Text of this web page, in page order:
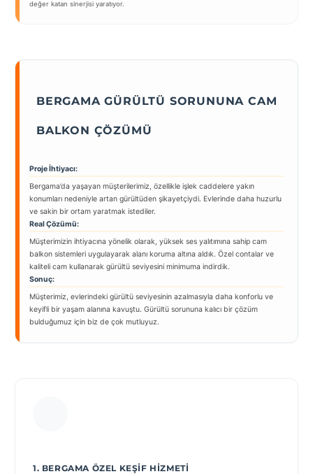
değer katan sinerjisi yaratıyor.
BERGAMA GÜRÜLTÜ SORUNUNA CAM
BALKON ÇÖZÜMÜ
Proje İhtiyacı:
Bergama’da yaşayan müşterilerimiz, özellikle işlek caddelere yakın
konumları nedeniyle artan gürültüden şikayetçiydi. Evlerinde daha huzurlu
ve sakin bir ortam yaratmak istediler.
Real Çözümü:
Müşterimizin ihtiyacına yönelik olarak, yüksek ses yalıtımına sahip cam
balkon sistemleri uygulayarak alanı koruma altına aldık. Özel contalar ve
kaliteli cam kullanarak gürültü seviyesini minimuma indirdik.
Sonuç:
Müşterimiz, evlerindeki gürültü seviyesinin azalmasıyla daha konforlu ve
keyifli bir yaşam alanına kavuştu. Gürültü sorununa kalıcı bir çözüm
bulduğumuz için biz de çok mutluyuz.
1. BERGAMA ÖZEL KEŞIF HIZMETI